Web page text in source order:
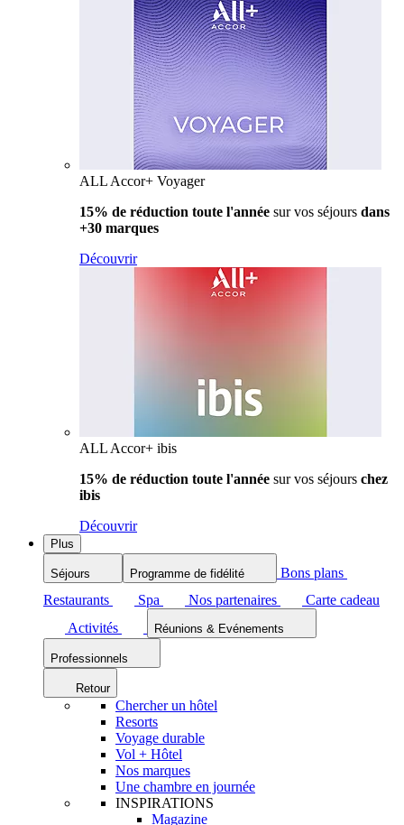
ALL Accor+ Voyager
15% de réduction toute l'année sur vos séjours dans
+30 marques
Découvrir
ALL Accor+ ibis
15% de réduction toute l'année sur vos séjours chez
ibis
Découvrir
Plus
Séjours Programme de fidélité
Bons plans
Restaurants
Spa Nos partenaires
Carte cadeau
Activités
Réunions & Evénements
Professionnels
Retour
Chercher un hôtel
Resorts
Voyage durable
Vol + Hôtel
Nos marques
Une chambre en journée
INSPIRATIONS
Magazine